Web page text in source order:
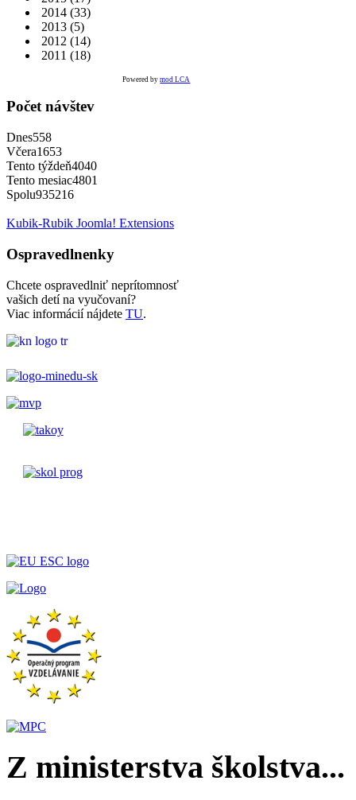
2014 (33)
2013 (5)
2012 (14)
2011 (18)
Powered bymod LCA
Počet návštev
Dnes558
Včera1653
Tento týždeň4040
Tento mesiac4801
Spolu935216
Kubik-Rubik Joomla! Extensions
Ospravedlnenky
Chcete ospravedlniť neprítomnosť
vašich detí na vyučovaní?
Viac informácií nájdete TU.
Z ministerstva školstva...